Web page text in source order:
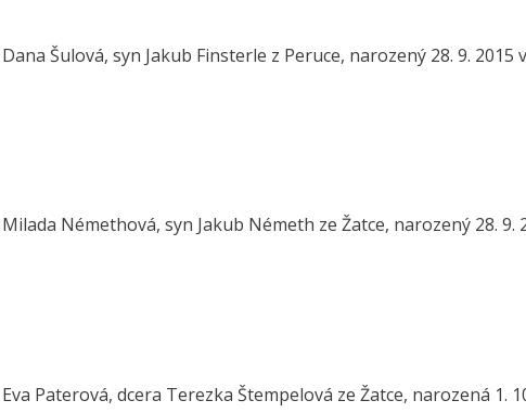
Šulová, syn Jakub Finsterle z Peruce, narozený 28. 9. 2015
Némethová, syn Jakub Németh ze Žatce, narozený 28. 9.
Paterová, dcera Terezka Štempelová ze Žatce, narozená 1.